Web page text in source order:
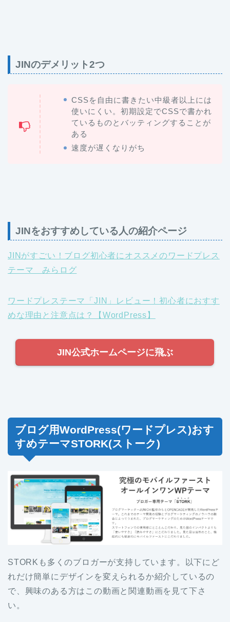
JINのデメリット2つ
CSSを自由に書きたい中級者以上には
使いにくい。初期設定でCSSで書かれ
ているものとバッティングすることが
ある
速度が遅くなりがち
JINをおすすめしている人の紹介ページ
JINがすごい！ブログ初心者にオススメのワードプレス
テーマ みらログ
ワードプレステーマ「JIN」レビュー！初心者におすす
めな理由と注意点は？【WordPress】
JIN公式ホームページに飛ぶ
ブログ用WordPress(ワードプレス)おす
すめテーマSTORK(ストーク)
STORKも多くのブロガーが支持しています。以下にど
れだけ簡単にデザインを変えられるか紹介しているの
で、興味のある方はこの動画と関連動画を見て下さ
い。